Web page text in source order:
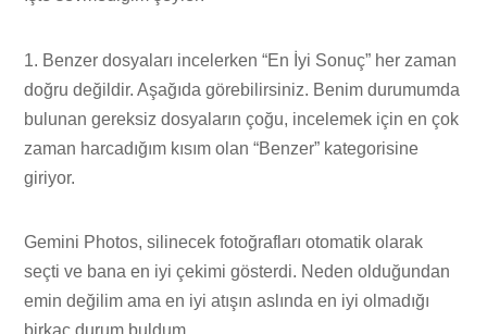
1. Benzer dosyaları incelerken “En İyi Sonuç” her zaman
doğru değildir. Aşağıda görebilirsiniz. Benim durumumda
bulunan gereksiz dosyaların çoğu, incelemek için en çok
zaman harcadığım kısım olan “Benzer” kategorisine
giriyor.
Gemini Photos, silinecek fotoğrafları otomatik olarak
seçti ve bana en iyi çekimi gösterdi. Neden olduğundan
emin değilim ama en iyi atışın aslında en iyi olmadığı